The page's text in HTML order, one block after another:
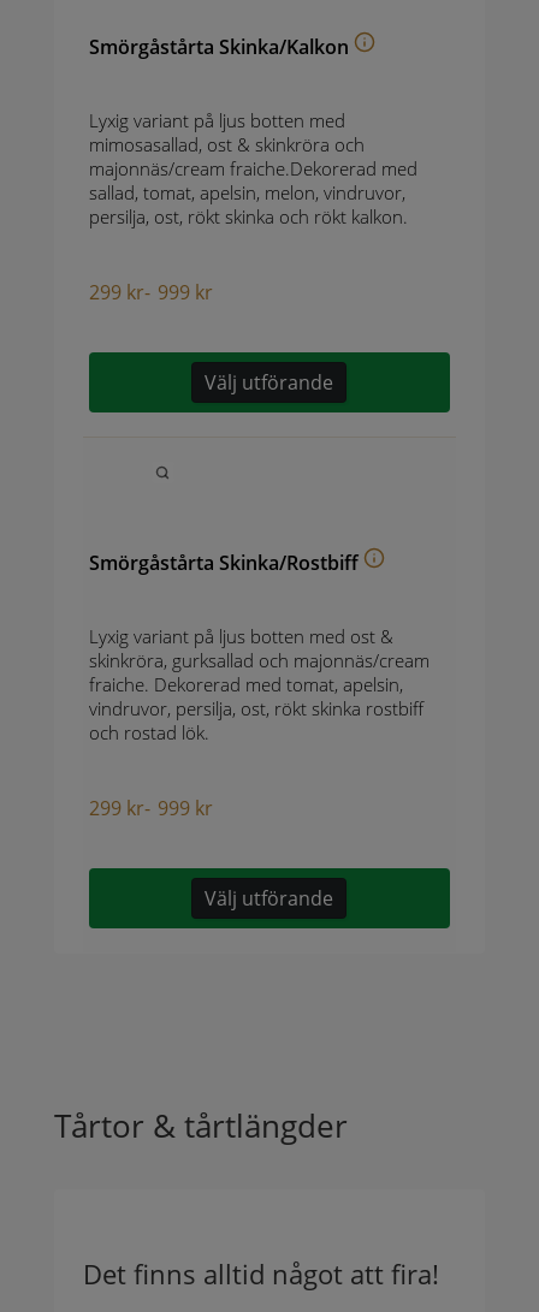
Smörgåstårta Skinka/Kalkon
Lyxig variant på ljus botten med
mimosasallad, ost & skinkröra och
majonnäs/cream fraiche.Dekorerad med
sallad, tomat, apelsin, melon, vindruvor,
persilja, ost, rökt skinka och rökt kalkon.
299 kr- 999 kr
Välj utförande
Smörgåstårta Skinka/Rostbiff
Lyxig variant på ljus botten med ost &
skinkröra, gurksallad och majonnäs/cream
fraiche. Dekorerad med tomat, apelsin,
vindruvor, persilja, ost, rökt skinka rostbiff
och rostad lök.
299 kr- 999 kr
Välj utförande
Tårtor & tårtlängder
Det finns alltid något att fira!